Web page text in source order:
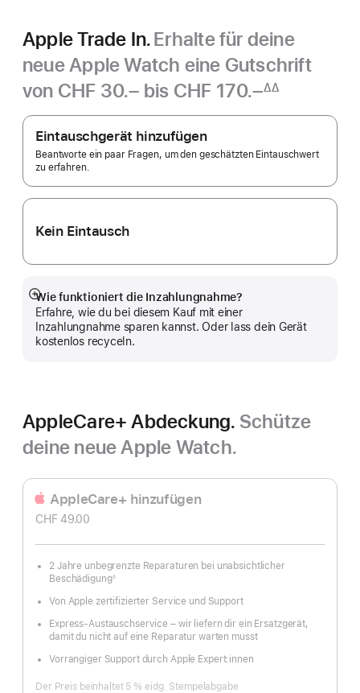
Apple Trade In.Erhalte für deine
neue Apple Watch eine Gutschrift
von CHF 30.– bis CHF 170.–∆∆
Apple
Trade In.
Eintauschgerät hinzufügen
Beantworte ein paar Fragen, um den geschätzten Eintauschwert
zu erfahren.
Kein Eintausch
Wie funktioniert die Inzahlungnahme?
Erfahre, wie du bei diesem Kauf mit einer
Inzahlungnahme sparen kannst. Oder lass dein Gerät
kostenlos recyceln.
Mehr
anzeigen
AppleCare+ Abdeckung. Schütze
deine neue Apple Watch.
AppleCare+ hinzufügen
CHF 49.00
2 Jahre unbegrenzte Reparaturen bei unabsichtlicher
Beschädigung◊
Von Apple zertifizierter Service und Support
Express-Austauschservice – wir liefern dir ein Ersatzgerät,
damit du nicht auf eine Reparatur warten musst
Vorrangiger Support durch Apple Expert:innen
Der Preis beinhaltet 5 % eidg. Stempelabgabe